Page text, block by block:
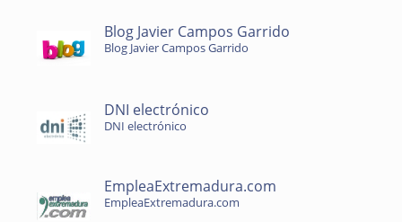
Blog Javier Campos Garrido
Blog Javier Campos Garrido
DNI electrónico
DNI electrónico
EmpleaExtremadura.com
EmpleaExtremadura.com